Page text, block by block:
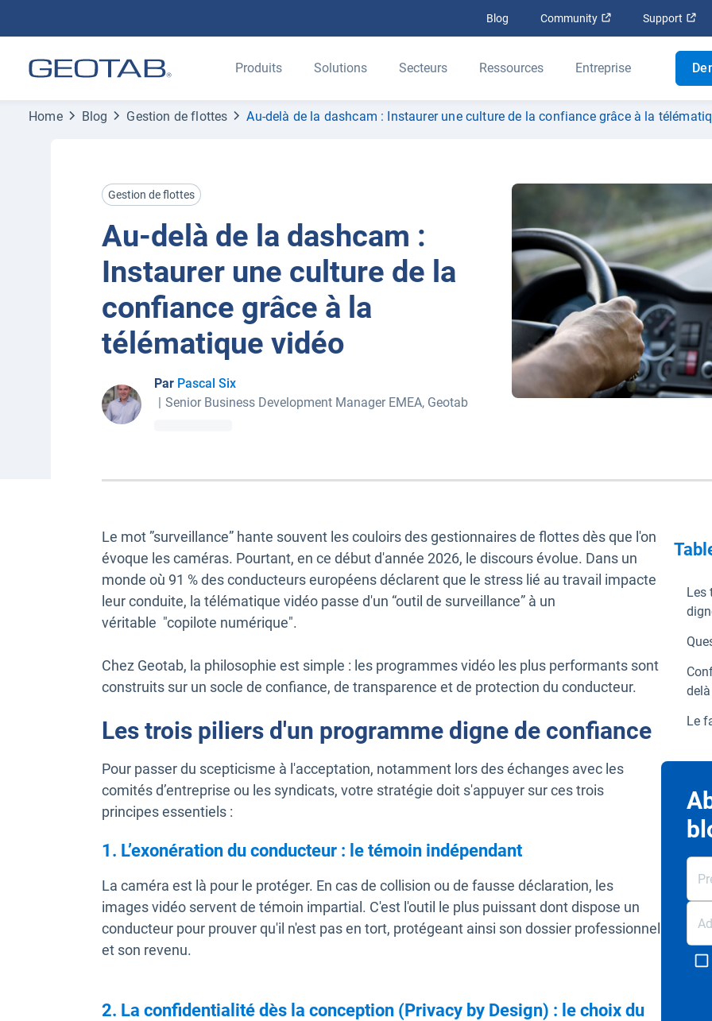
Blog Community Ouvrir dans une
Support
Produits Solutions Secteurs Ressources Entreprise
Home Blog Gestion de flottes Au-delà de la dashcam : Instaurer une culture de la confiance grâce à la
Gestion de flottes
Au-delà de la dashcam :
Instaurer une culture de la
confiance grâce à la
télématique vidéo
Par Pascal Six
| Senior Business Development Manager EMEA, Geotab
Le mot ”surveillance” hante souvent les couloirs des gestionnaires de flottes dès que l'on
évoque les caméras. Pourtant, en ce début d'année 2026, le discours évolue. Dans un
monde où 91 % des conducteurs européens déclarent que le stress lié au travail impacte
leur conduite, la télématique vidéo passe d'un “outil de surveillance” à un
véritable "copilote numérique".
Chez Geotab, la philosophie est simple : les programmes vidéo les plus performants sont
construits sur un socle de confiance, de transparence et de protection du conducteur.
Les trois piliers d'un programme digne de confiance
Pour passer du scepticisme à l'acceptation, notamment lors des échanges avec les
comités d’entreprise ou les syndicats, votre stratégie doit s'appuyer sur ces trois
principes essentiels :
1. L’exonération du conducteur : le témoin indépendant
La caméra est là pour le protéger. En cas de collision ou de fausse déclaration, les
images vidéo servent de témoin impartial. C'est l'outil le plus puissant dont dispose un
conducteur pour prouver qu'il n'est pas en tort, protégeant ainsi son dossier professionnel
et son revenu.
2. La confidentialité dès la conception (Privacy by Design) : le choix du
Les
delà
Le